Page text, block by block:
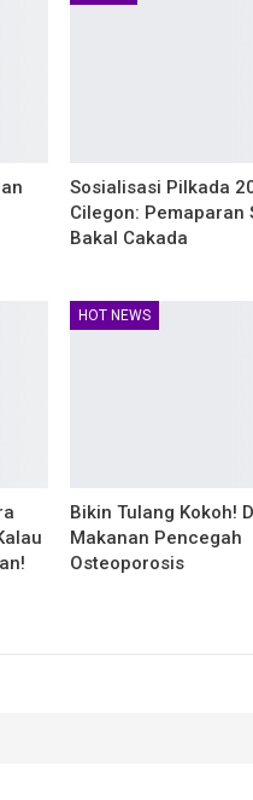
Sosialisasi Pilkada
Cilegon: Pemaparan
Bakal Cakada
HOT NEWS
Bikin Tulang Kokoh!
Makanan Pencegah
Osteoporosis